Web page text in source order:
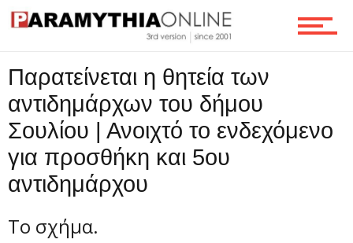
Ροή
Επικοινωνία
Παρατείνεται η θητεία των
αντιδημάρχων του δήμου
Σουλίου | Ανοιχτό το ενδεχόμενο
για προσθήκη και 5ου
αντιδημάρχου
Το σχήμα.